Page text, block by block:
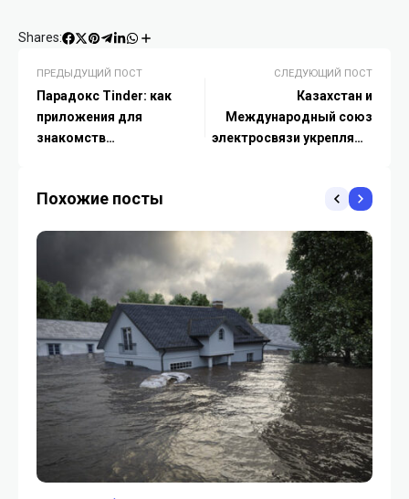
Shares:
ПРЕДЫДУЩИЙ ПОСТ
Парадокс Tinder: как
приложения для
знакомств
СЛЕДУЮЩИЙ ПОСТ
Казахстан и
Международный союз
электросвязи укрепляют
Похожие посты